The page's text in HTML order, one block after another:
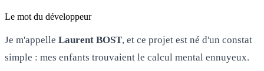
Le mot du développeur
Je m'appelle Laurent BOST, et ce projet est né d'un constat
simple : mes enfants trouvaient le calcul mental ennuyeux.